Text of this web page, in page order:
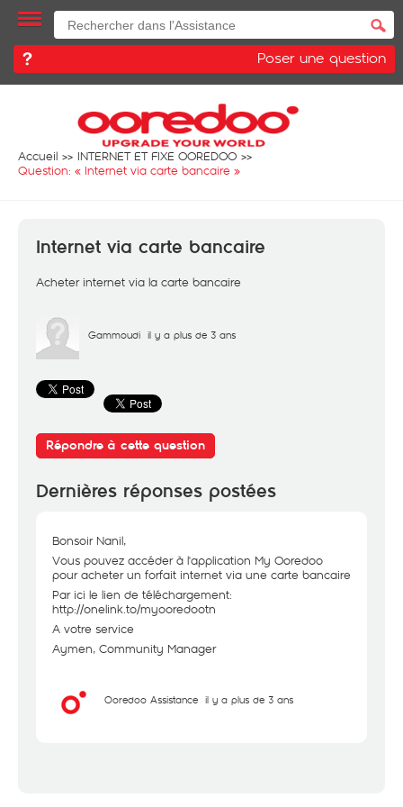
Poser une question
Accueil
INTERNET ET FIXE OOREDOO
Question: « Internet via carte bancaire »
Internet via carte bancaire
Acheter internet via la carte bancaire
Gammoudi il y a plus de 3 ans
Répondre à cette question
Dernières réponses postées
Bonsoir Nanil,
Vous pouvez accéder à l'application My Ooredoo
pour acheter un forfait internet via une carte bancaire
Par ici le lien de téléchargement:
http://onelink.to/myooredootn
A votre service
Aymen, Community Manager
Ooredoo Assistance il y a plus de 3 ans